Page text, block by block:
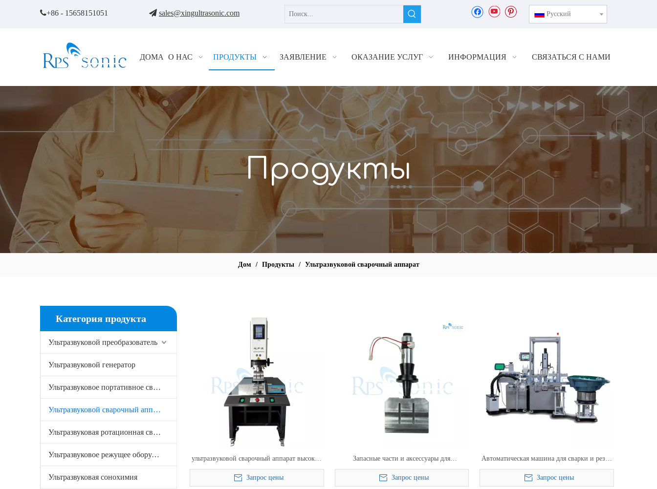
+86 - 15658151051  sales@xingultrasonic.com Pусский
ДОМА О НАС ПРОДУКТЫ ЗАЯВЛЕНИЕ ОКАЗАНИЕ УСЛУГ ИНФОРМАЦИЯ СВЯЗАТЬСЯ С НАМИ
Продукты
Дом / Продукты / Ультразвуковой сварочный аппарат
Категория продукта
Ультразвуковой преобразователь
Ультразвуковой генератор
Ультразвуковое портативное сварочное оборудование
Ультразвуковой сварочный аппарат
Ультразвуковая ротационная сварка
Ультразвуковое режущее оборудование
Ультразвуковая сонохимия
ультразвуковой сварочный аппарат высокой
мощности 15 кГц, сварочный аппарат для
пластика HDPE, сварка электронных
Запрос цены
Запасные части и аксессуары для
ультразвукового сварочного аппарата для
сварки георешетки ПЭТ
Запрос цены
Автоматическая машина для сварки и резки
сетки с крышкой фильтра для краски
Запрос цены